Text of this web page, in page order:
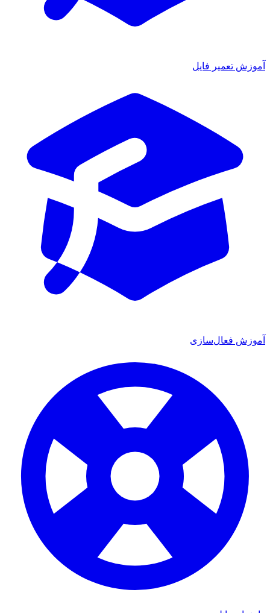
آموزش تعمیر فایل
آموزش فعال‌سازی